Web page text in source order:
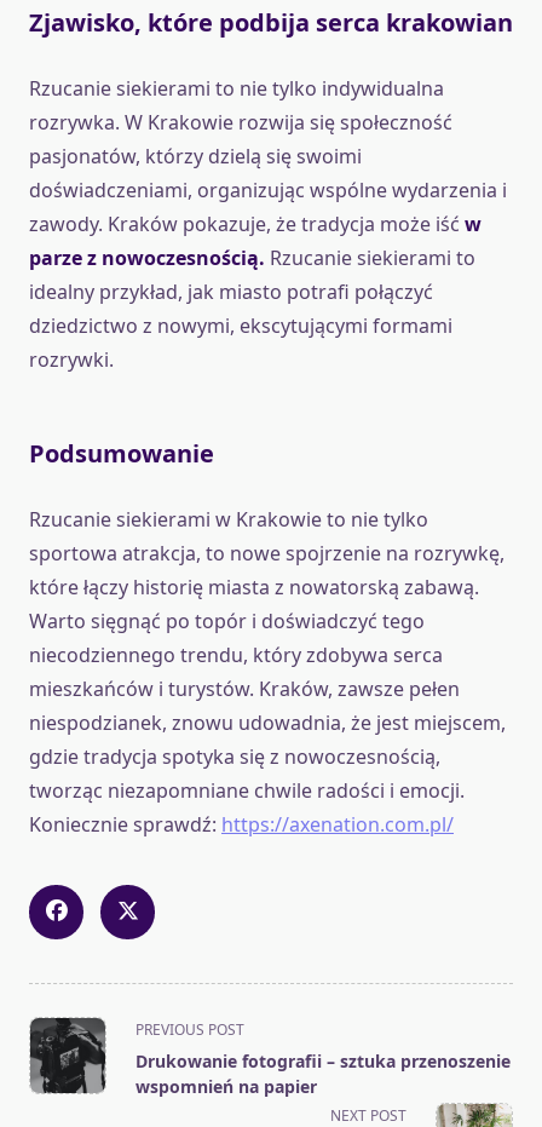
Zjawisko, które podbija serca krakowian
Rzucanie siekierami to nie tylko indywidualna
rozrywka. W Krakowie rozwija się społeczność
pasjonatów, którzy dzielą się swoimi
doświadczeniami, organizując wspólne wydarzenia i
zawody. Kraków pokazuje, że tradycja może iść w
parze z nowoczesnością. Rzucanie siekierami to
idealny przykład, jak miasto potrafi połączyć
dziedzictwo z nowymi, ekscytującymi formami
rozrywki.
Podsumowanie
Rzucanie siekierami w Krakowie to nie tylko
sportowa atrakcja, to nowe spojrzenie na rozrywkę,
które łączy historię miasta z nowatorską zabawą.
Warto sięgnąć po topór i doświadczyć tego
niecodziennego trendu, który zdobywa serca
mieszkańców i turystów. Kraków, zawsze pełen
niespodzianek, znowu udowadnia, że jest miejscem,
gdzie tradycja spotyka się z nowoczesnością,
tworząc niezapomniane chwile radości i emocji.
Koniecznie sprawdź: https://axenation.com.pl/
<span
class="nav-
subtitle
PREVIOUS POST
Drukowanie fotografii – sztuka przenoszenie
wspomnień na papier
NEXT POST